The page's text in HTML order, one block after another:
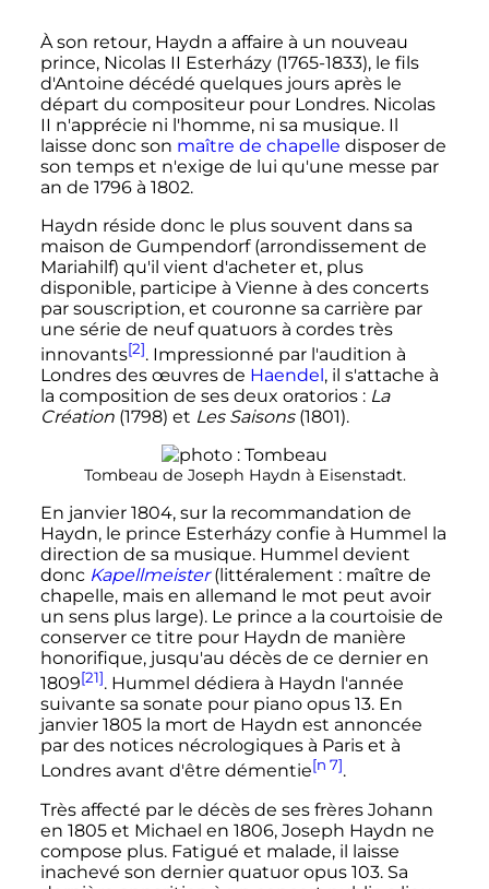
À son retour, Haydn a affaire à un nouveau
prince, Nicolas II Esterházy (1765-1833), le fils
d'Antoine décédé quelques jours après le
départ du compositeur pour Londres. Nicolas
II n'apprécie ni l'homme, ni sa musique. Il
laisse donc son maître de chapelle disposer de
son temps et n'exige de lui qu'une messe par
an de 1796 à 1802.
Haydn réside donc le plus souvent dans sa
maison de Gumpendorf (arrondissement de
Mariahilf) qu'il vient d'acheter et, plus
disponible, participe à Vienne à des concerts
par souscription, et couronne sa carrière par
une série de neuf quatuors à cordes très
innovants[2]. Impressionné par l'audition à
Londres des œuvres de Haendel , il s'attache à
la composition de ses deux oratorios : La
Création(1798) et Les Saisons(1801).
Tombeau de Joseph Haydn à Eisenstadt.
En janvier 1804, sur la recommandation de
Haydn, le prince Esterházy confie à Hummel la
direction de sa musique. Hummel devient
donc Kapellmeister(littéralement : maître de
chapelle, mais en allemand le mot peut avoir
un sens plus large). Le prince a la courtoisie de
conserver ce titre pour Haydn de manière
honorifique, jusqu'au décès de ce dernier en
1809[21]. Hummel dédiera à Haydn l'année
suivante sa sonate pour piano opus 13. En
janvier 1805la mort de Haydn est annoncée
par des notices nécrologiques à Paris et à
Londres avant d'être démentie[n 7].
Très affecté par le décès de ses frères Johann
en 1805 et Michael en 1806, Joseph Haydn ne
compose plus. Fatigué et malade, il laisse
inachevé son dernier quatuor opus 103. Sa